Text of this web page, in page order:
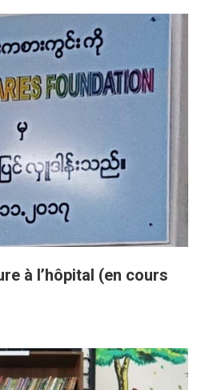
à l’hôpital (en cours